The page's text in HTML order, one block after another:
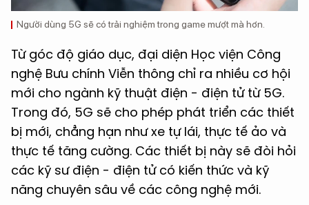
Người dùng 5G sẽ có trải nghiệm trong game mượt mà hơn.
Từ góc độ giáo dục, đại diện Học viện Công
nghệ Bưu chính Viễn thông chỉ ra nhiều cơ hội
mới cho ngành kỹ thuật điện - điện tử từ 5G.
Trong đó, 5G sẽ cho phép phát triển các thiết
bị mới, chẳng hạn như xe tự lái, thực tế ảo và
thực tế tăng cường. Các thiết bị này sẽ đòi hỏi
các kỹ sư điện - điện tử có kiến thức và kỹ
năng chuyên sâu về các công nghệ mới.